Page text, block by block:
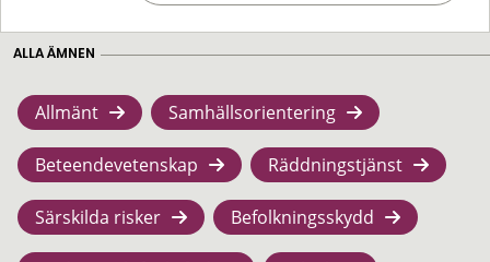
ALLA ÄMNEN
Allmänt Samhällsorientering
Beteendevetenskap Räddningstjänst
Särskilda risker Befolkningsskydd